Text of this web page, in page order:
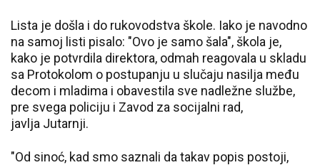
Lista je došla i do rukovodstva škole. Iako je navodno
na samoj listi pisalo: "Ovo je samo šala", škola je,
kako je potvrdila direktora, odmah reagovala u skladu
sa Protokolom o postupanju u slučaju nasilja među
decom i mladima i obavestila sve nadležne službe,
pre svega policiju i Zavod za socijalni rad,
javlja Jutarnji.
"Od sinoć, kad smo saznali da takav popis postoji,